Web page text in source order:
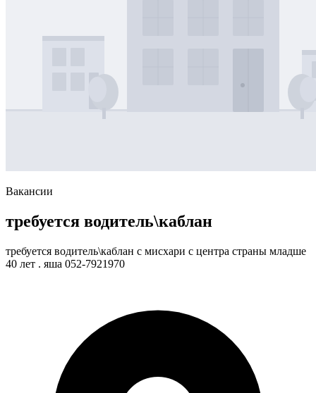
Вакансии
требуется водитель\каблан
требуется водитель\каблан с мисхари с центра страны младше
40 лет . яша 052-7921970